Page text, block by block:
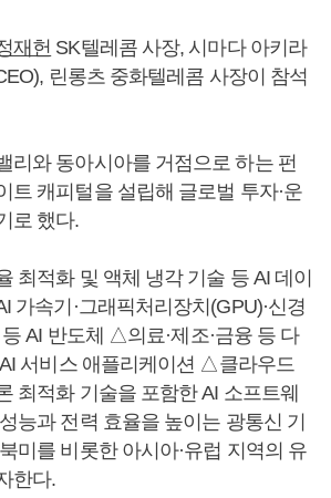
재헌 SK텔레콤 사장, 시마다 아키라
린롱츠 중화텔레콤 사장이 참석
리와 동아시아를 거점으로 하는 펀
트 캐피털을 설립해 글로벌 투자·운
로 했다.
최적화 및 액체 냉각 기술 등 AI 데이
가속기·그래픽처리장치(GPU)·신경
AI 반도체 △의료·제조·금융 등 다
서비스 애플리케이션 △클라우드
최적화 기술을 포함한 AI 소프트웨
능과 전력 효율을 높이는 광통신 기
미를 비롯한 아시아·유럽 지역의 유
한다.